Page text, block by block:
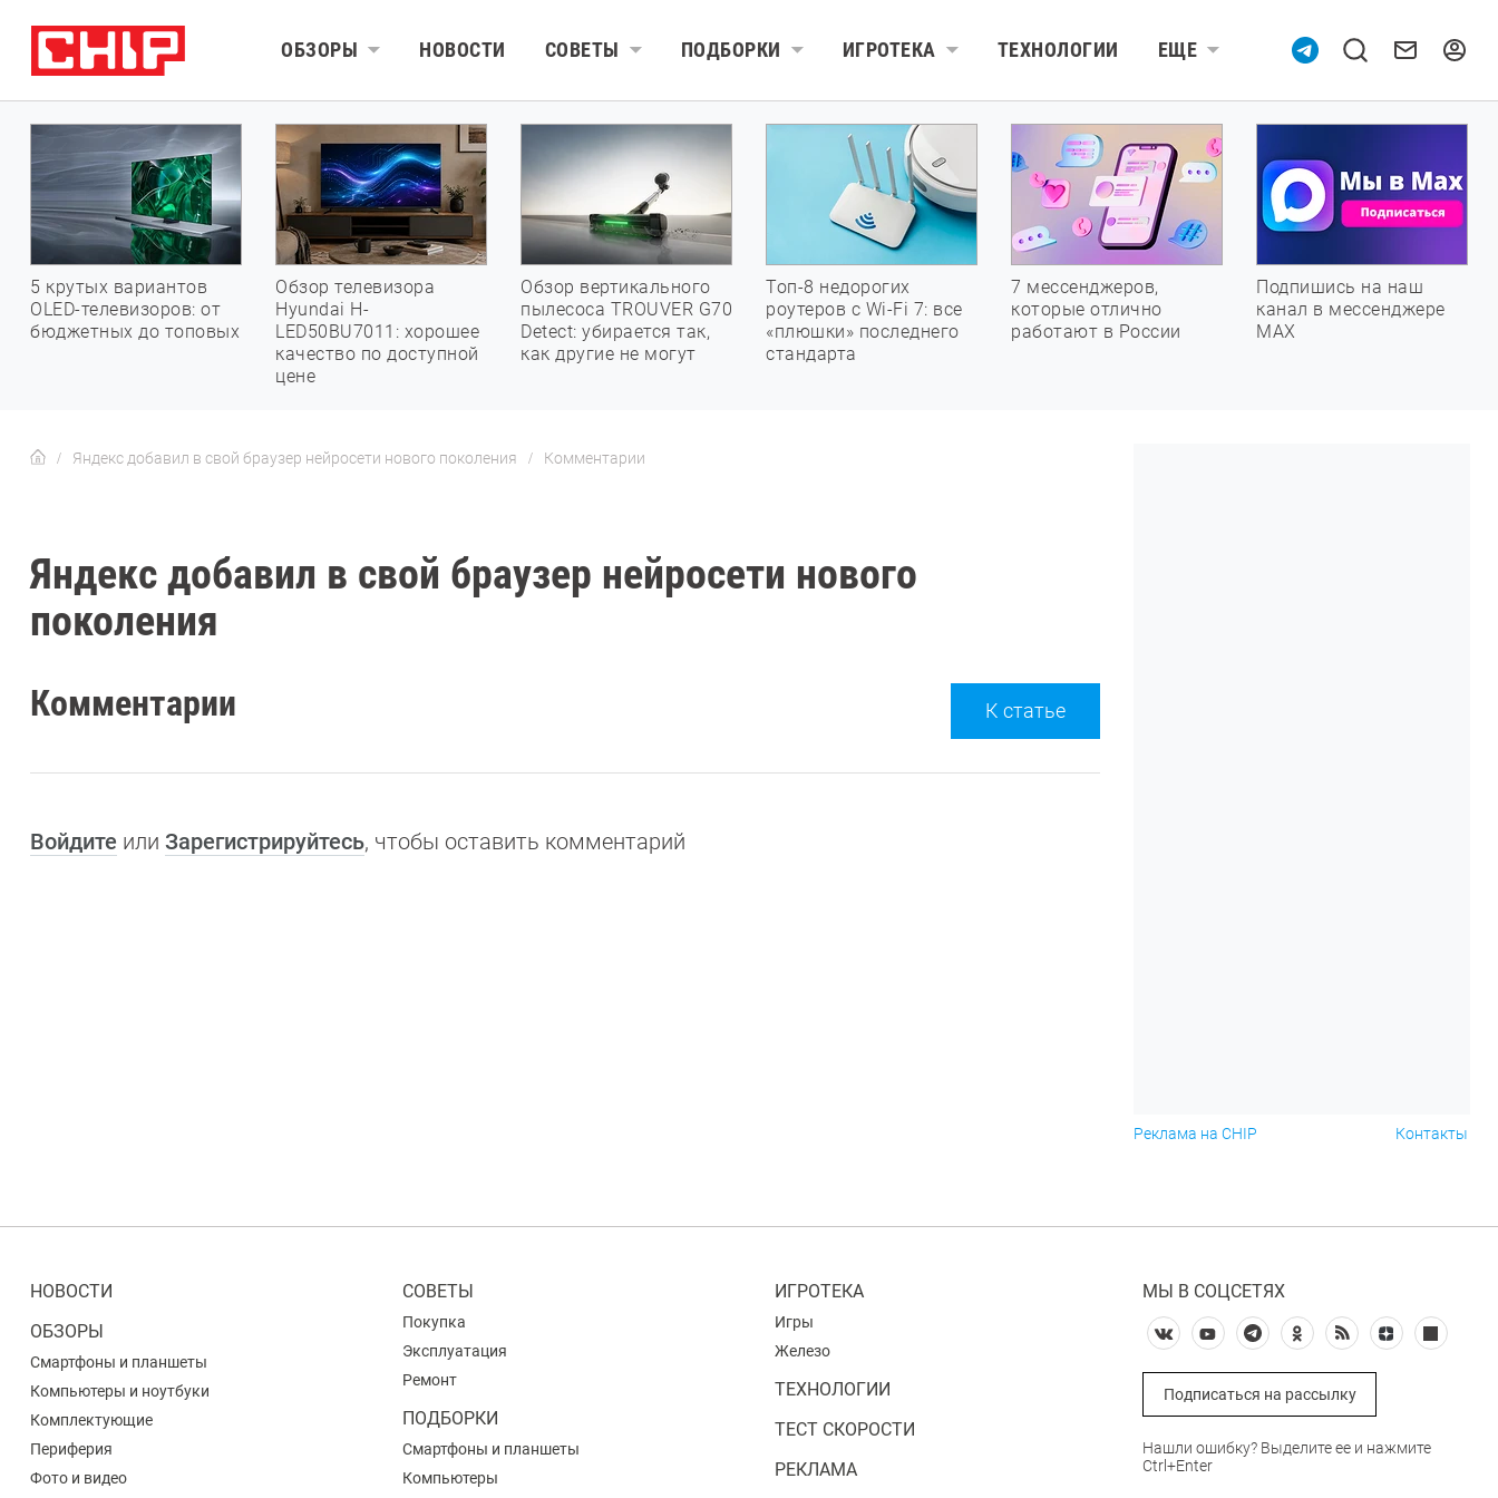
ОБЗОРЫ НОВОСТИ СОВЕТЫ ПОДБОРКИ ИГРОТЕКА ТЕХНОЛОГИИ ЕЩЕ
5 крутых вариантов
OLED-телевизоров: от
бюджетных до топовых
Обзор телевизора
Hyundai H-
LED50BU7011: хорошее
качество по доступной
цене
Обзор вертикального
пылесоса TROUVER G70
Detect: убирается так,
как другие не могут
Топ-8 недорогих
роутеров с Wi-Fi 7: все
«плюшки» последнего
стандарта
7 мессенджеров,
которые отлично
работают в России
Подпишись на наш
канал в мессенджере
МАХ
Яндекс добавил в свой браузер нейросети нового поколения Комментарии
Яндекс добавил в свой браузер нейросети нового
поколения
Комментарии К статье
Войдите или Зарегистрируйтесь, чтобы оставить комментарий
Реклама на CHIP Контакты
НОВОСТИ
ОБЗОРЫ
Смартфоны и планшеты
Компьютеры и ноутбуки
Комплектующие
Периферия
Фото и видео
СОВЕТЫ
Покупка
Эксплуатация
Ремонт
ПОДБОРКИ
Смартфоны и планшеты
Компьютеры
ИГРОТЕКА
Игры
Железо
ТЕХНОЛОГИИ
ТЕСТ СКОРОСТИ
РЕКЛАМА
МЫ В СОЦСЕТЯХ
Подписаться на рассылку
Нашли ошибку? Выделите ее и нажмите
Ctrl+Enter